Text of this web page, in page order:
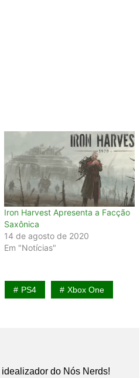
Iron Harvest Apresenta a Facção
Saxônica
14 de agosto de 2020
Em "Notícias"
PS4 Xbox One
do Nós Nerds!